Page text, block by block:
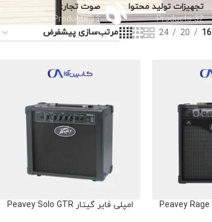
تجهیزات تولید محتوا
32 Products
صوت تجاری
13 Products
16
20
24
امپلی فایر گیتار Peavey Solo GTR